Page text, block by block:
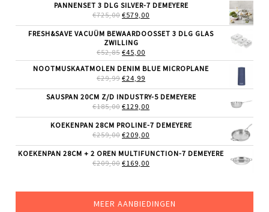
WAS:
€69,00.
IS:
€59,99.
PANNENSET 3 DLG SILVER-7 DEMEYERE
€725,00 OORSPRONKELIJKE
WAS:
€725,00.
€579,00
IS:
FRESH&SAVE VACUÜM BEWAARDOOSSET 3 DLG GLAS
ZWILLING
€52,85 OORSPRONKELIJKE
PRIJS
WAS:
€52,85.
€45,00
PRIJS
IS:
NOOTMUSKAATMOLEN DENIM BLUE MICROPLANE
€29,99 OORSPRONKELIJKE
WAS:
€29,99.
€24,99
IS:
€24,99.
SAUSPAN 20CM Z/D INDUSTRY-5 DEMEYERE
€185,00 OORSPRONKELIJKE
WAS:
€185,00.
€129,00
IS:
KOEKENPAN 28CM PROLINE-7 DEMEYERE
€259,00 OORSPRONKELIJKE
WAS:
€259,00.
€209,00
IS:
KOEKENPAN 28CM + 2 OREN MULTIFUNCTION-7 DEMEYERE
€209,00 OORSPRONKELIJKE
€169,00
MEER AANBIEDINGEN